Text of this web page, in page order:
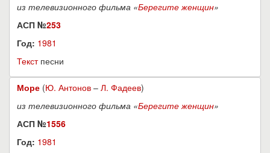
из телевизионного фильма «Берегите женщин»
АСП №253
Год: 1981
Текстпесни
Море (Ю. Антонов – Л. Фадеев)
из телевизионного фильма «Берегите женщин»
АСП №1556
Год: 1981